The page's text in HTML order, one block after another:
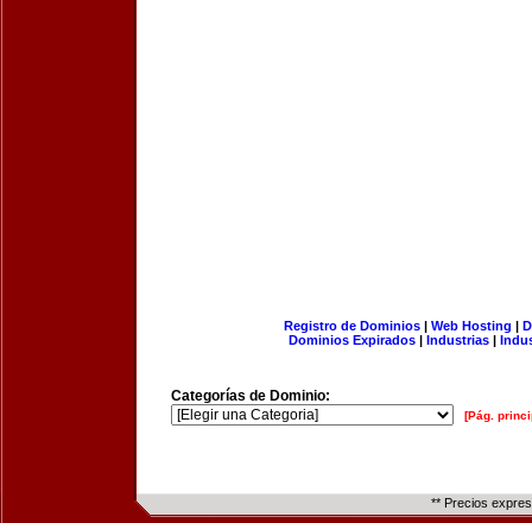
Registro de Dominios| Web Hosting |
Dominios Expirados | Industrias |
Categorías de Dominio:
[Pág.
** Precios